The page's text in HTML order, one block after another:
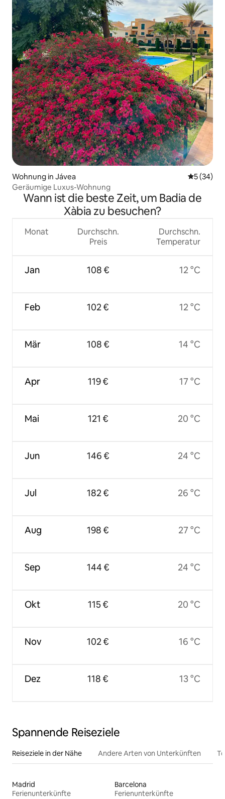
Wohnung in Jávea
5 (34)
Geräumige Luxus-Wohnung
Wann ist die beste Zeit, um Badia de
Xàbia zu besuchen?
Monat
Jan
Feb
Mär
Apr
Mai
Jun
Jul
Aug
Sep
Okt
Nov
Dez
Durchschn.
Preis
108 €
102 €
108 €
119 €
121 €
146 €
182 €
198 €
144 €
115 €
102 €
118 €
Durchschn.
Temperatur
12 °C
12 °C
14 °C
17 °C
20 °C
24 °C
26 °C
27 °C
24 °C
20 °C
16 °C
13 °C
Spannende Reiseziele
Reiseziele in der Nähe Andere Arten von Unterkünften
Madrid
Ferienunterkünfte
Barcelona
Ferienunterkünfte